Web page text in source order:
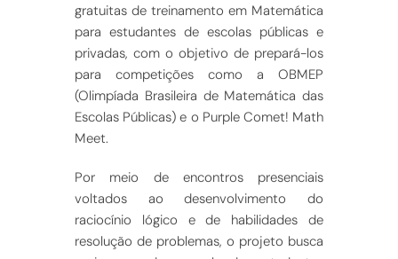
gratuitas de treinamento em Matemática
para estudantes de escolas públicas e
privadas, com o objetivo de prepará-los
para competições como a OBMEP
(Olimpíada Brasileira de Matemática das
Escolas Públicas) e o Purple Comet! Math
Meet.
Por meio de encontros presenciais
voltados ao desenvolvimento do
raciocínio lógico e de habilidades de
resolução de problemas, o projeto busca